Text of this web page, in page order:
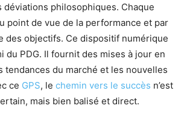
philosophiques. Chaque
point de vue de la performance et par
des objectifs. Ce dispositif numérique
du PDG. Il fournit des mises à jour en
tendances du marché et les nouvelles
ce GPS, le chemin vers le succès n’est
mais bien balisé et direct.